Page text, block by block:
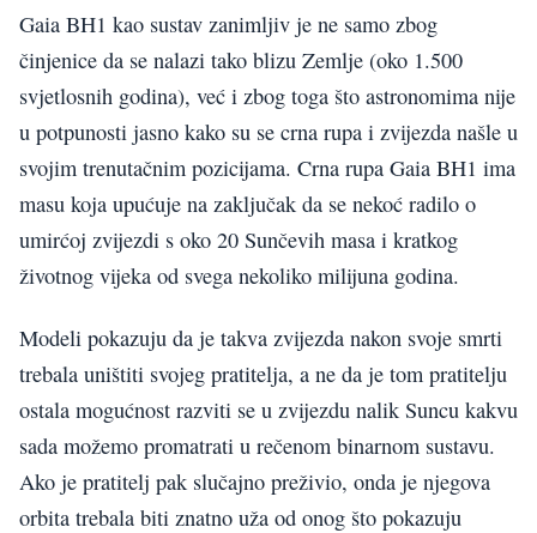
Gaia BH1 kao sustav zanimljiv je ne samo zbog
činjenice da se nalazi tako blizu Zemlje (oko 1.500
svjetlosnih godina), već i zbog toga što astronomima nije
u potpunosti jasno kako su se crna rupa i zvijezda našle u
svojim trenutačnim pozicijama. Crna rupa Gaia BH1 ima
masu koja upućuje na zaključak da se nekoć radilo o
umirćoj zvijezdi s oko 20 Sunčevih masa i kratkog
životnog vijeka od svega nekoliko milijuna godina.
Modeli pokazuju da je takva zvijezda nakon svoje smrti
trebala uništiti svojeg pratitelja, a ne da je tom pratitelju
ostala mogućnost razviti se u zvijezdu nalik Suncu kakvu
sada možemo promatrati u rečenom binarnom sustavu.
Ako je pratitelj pak slučajno preživio, onda je njegova
orbita trebala biti znatno uža od onog što pokazuju